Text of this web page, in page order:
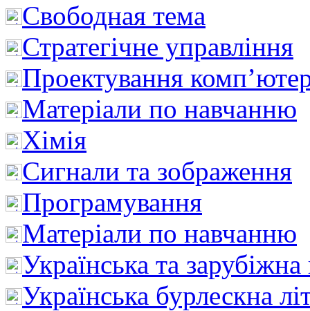
Свободная тема
Стратегічне управління
Проектування
Матеріали по навчанню
Хімія
Сигнали та зображення
Програмування
Матеріали по навчанню
Українська та зарубіжна
Українська бурлескна